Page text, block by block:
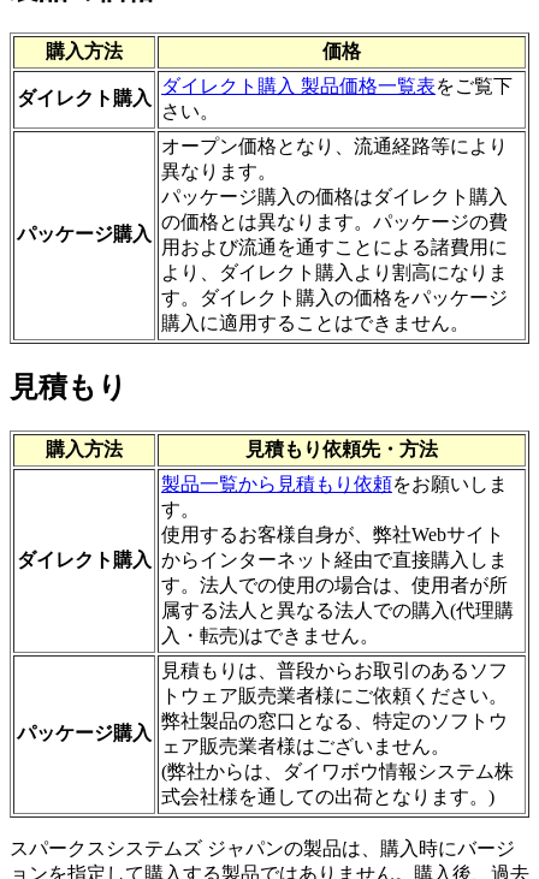
購入方法 価格
ダイレクト購入
ダイレクト購入 製品価格一覧表をご覧下
さい。
パッケージ購入
オープン価格となり、流通経路等により
異なります。
パッケージ購入の価格はダイレクト購入
の価格とは異なります。パッケージの費
用および流通を通すことによる諸費用に
より、ダイレクト購入より割高になりま
す。ダイレクト購入の価格をパッケージ
購入に適用することはできません。
見積もり
購入方法 見積もり依頼先・方法
ダイレクト購入
製品一覧から見積もり依頼をお願いしま
す。
使用するお客様自身が、弊社Webサイト
からインターネット経由で直接購入しま
す。法人での使用の場合は、使用者が所
属する法人と異なる法人での購入(代理購
入・転売)はできません。
パッケージ購入
見積もりは、普段からお取引のあるソフ
トウェア販売業者様にご依頼ください。
弊社製品の窓口となる、特定のソフトウ
ェア販売業者様はございません。
(弊社からは、ダイワボウ情報システム株
式会社様を通しての出荷となります。)
スパークスシステムズ ジャパンの製品は、購入時にバージ
ョンを指定して購入する製品ではありません。購入後、過去